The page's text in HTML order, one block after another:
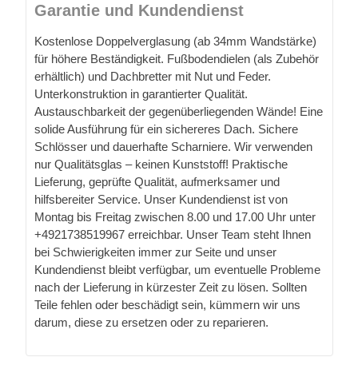
Garantie und Kundendienst
Kostenlose Doppelverglasung (ab 34mm Wandstärke)
für höhere Beständigkeit. Fußbodendielen (als Zubehör
erhältlich) und Dachbretter mit Nut und Feder.
Unterkonstruktion in garantierter Qualität.
Austauschbarkeit der gegenüberliegenden Wände! Eine
solide Ausführung für ein sichereres Dach. Sichere
Schlösser und dauerhafte Scharniere. Wir verwenden
nur Qualitätsglas – keinen Kunststoff! Praktische
Lieferung, geprüfte Qualität, aufmerksamer und
hilfsbereiter Service. Unser Kundendienst ist von
Montag bis Freitag zwischen 8.00 und 17.00 Uhr unter
+4921738519967 erreichbar. Unser Team steht Ihnen
bei Schwierigkeiten immer zur Seite und unser
Kundendienst bleibt verfügbar, um eventuelle Probleme
nach der Lieferung in kürzester Zeit zu lösen. Sollten
Teile fehlen oder beschädigt sein, kümmern wir uns
darum, diese zu ersetzen oder zu reparieren.